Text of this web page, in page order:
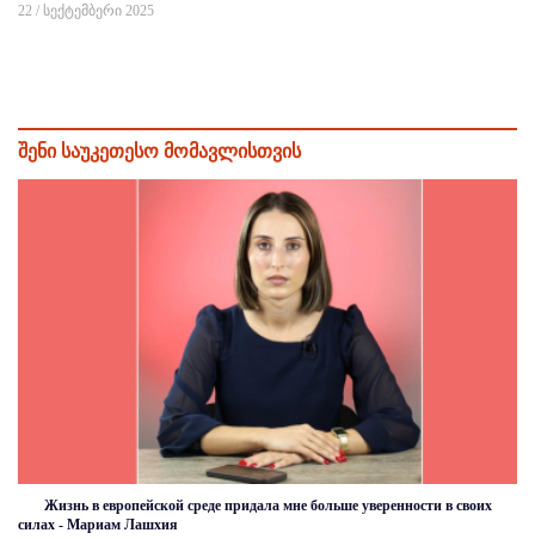
22 / სექტემბერი 2025
შენი საუკეთესო მომავლისთვის
Жизнь в европейской среде придала мне больше уверенности в своих
силах - Мариам Лашхия